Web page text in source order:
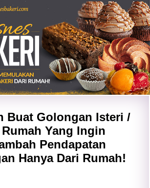
Buat Golongan Isteri /
Yang Ingin
Pendapatan
Hanya Dari Rumah!